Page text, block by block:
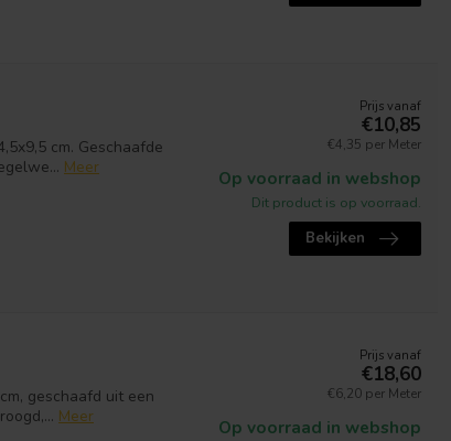
cm. Geschaafde
Meer
Prijs vanaf
€10,85
€4,35 per Meter
Op voorraad in webshop
Dit product is op voorraad.
Bekijken
geschaafd uit een
Meer
Prijs vanaf
€18,60
€6,20 per Meter
Op voorraad in webshop